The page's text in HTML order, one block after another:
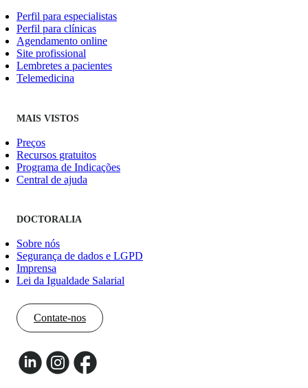
Perfil para especialistas
Perfil para clínicas
Agendamento online
Site profissional
Lembretes a pacientes
Telemedicina
MAIS VISTOS
Preços
Recursos gratuitos
Programa de Indicações
Central de ajuda
DOCTORALIA
Sobre nós
Segurança de dados e LGPD
Imprensa
Lei da Igualdade Salarial
Contate-nos